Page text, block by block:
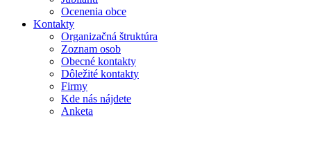
Ocenenia obce
Kontakty
Organizačná štruktúra
Zoznam osob
Obecné kontakty
Dôležité kontakty
Firmy
Kde nás nájdete
Anketa